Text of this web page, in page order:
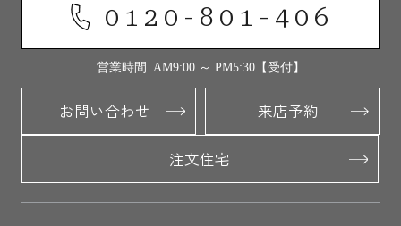
0120-801-406
営業時間 AM9:00 ～ PM5:30【受付】
お問い合わせ 来店予約
注文住宅